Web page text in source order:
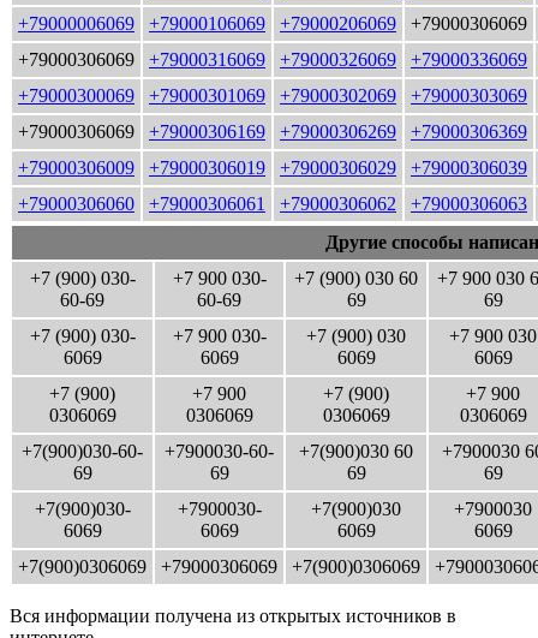
+79000006069
+79000106069 +79000206069
+79000306069
+79000306069
+79000316069 +79000326069
+79000336069
+79000300069
+79000301069 +79000302069
+79000303069
+79000306069
+79000306169 +79000306269
+79000306369
+79000306009
+79000306019 +79000306029
+79000306039
+79000306060
+79000306061 +79000306062
+79000306063
Другие способы
+7 (900) 030-
60-69
+7 900 030-
60-69
+7 (900) 030 60
69
+7 900 030
69
+7 (900) 030-
6069
+7 900 030-
6069
+7 (900) 030
6069
+7 900 030
6069
+7 (900)
0306069
+7 900
0306069
+7 (900)
0306069
+7 900
0306069
+7(900)030-60-
69
+7900030-60-
69
+7(900)030 60
69
+7900030
69
+7(900)030-
6069
+7900030-
6069
+7(900)030
6069
+7900030
6069
+7(900)0306069
+79000306069 +7(900)0306069
Вся информации получена из открытых источников в